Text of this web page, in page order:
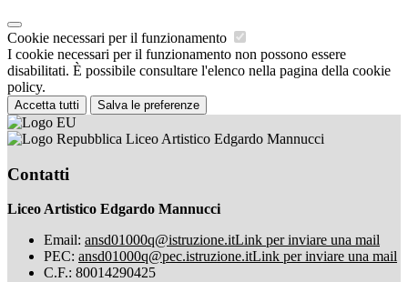
Cookie necessari per il funzionamento
I cookie necessari per il funzionamento non possono essere
disabilitati. È possibile consultare l'elenco nella pagina della cookie
policy.
Accetta tutti Salva le preferenze
Liceo Artistico Edgardo Mannucci
Contatti
Liceo Artistico Edgardo Mannucci
Email: ansd01000q@istruzione.itLink per inviare una mail
PEC: ansd01000q@pec.istruzione.itLink per inviare una mail
C.F.: 80014290425